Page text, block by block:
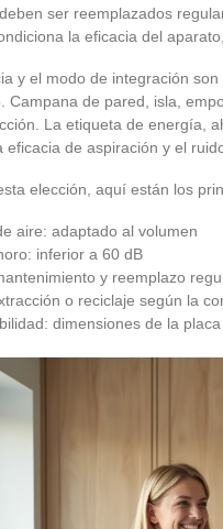
ser reemplazados
la eficacia del
y el modo de integración
Campana de pared, isla,
La etiqueta de energía,
eficacia de aspiración y el
elección, aquí están los
aire: adaptado al volumen
inferior a 60 dB
y reemplazo
o reciclaje según la
dimensiones de la